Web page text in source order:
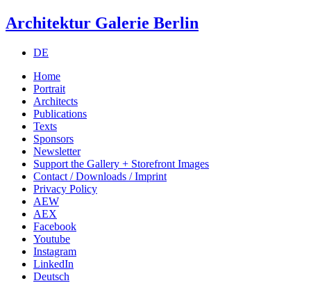
Architektur Galerie Berlin
DE
Home
Portrait
Architects
Publications
Texts
Sponsors
Newsletter
Support the Gallery + Storefront Images
Contact / Downloads / Imprint
Privacy Policy
AEW
AEX
Facebook
Youtube
Instagram
LinkedIn
Deutsch